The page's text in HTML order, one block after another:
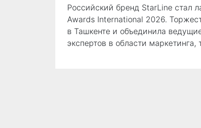
Российский бренд StarLine стал
Awards International 2026.
в Ташкенте и объединила
экспертов в области